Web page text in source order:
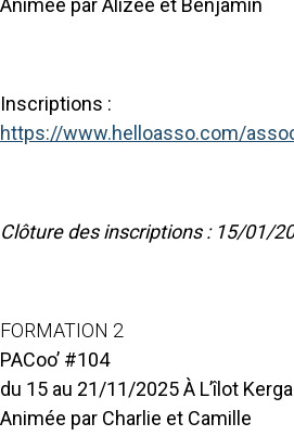
Animée par Alizée et Benjamin
Inscriptions :
https://www.helloasso.com/
Clôture des inscriptions : 15/01/
FORMATION 2
PACoo’ #104
du 15 au 21/11/2025 À L’îlot
Animée par Charlie et Camille